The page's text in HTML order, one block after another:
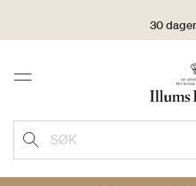
30
Menu
SØK